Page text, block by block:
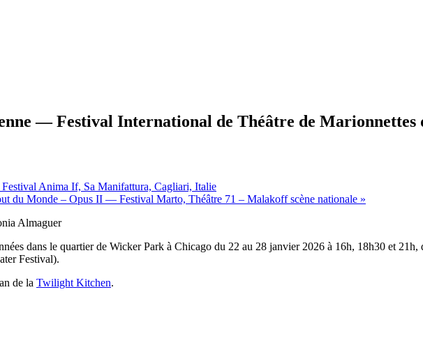
— Festival International de Théâtre de Marionnettes
Anima If, Sa Manifattura, Cagliari, Italie
du Monde – Opus II — Festival Marto, Théâtre 71 – Malakoff scène nationale »
dans le quartier de Wicker Park à Chicago du 22 au 28 janvier 2026 à 16h, 18h30 et
Festival).
de la Twilight Kitchen.